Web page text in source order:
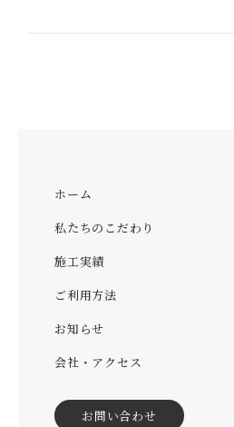
ホーム
私たちのこだわり
施工実績
ご利用方法
お知らせ
会社・アクセス
お問い合わせ